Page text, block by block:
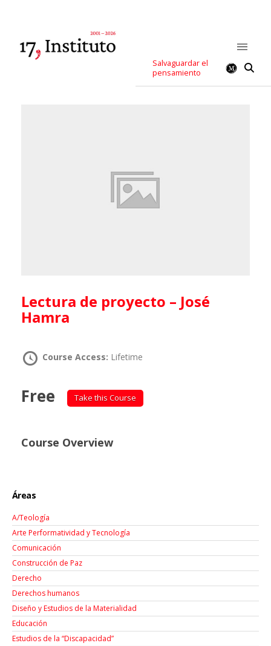
Salvaguardar el
pensamiento
Lectura de proyecto – José
Hamra
Course Access: Lifetime
Free Take this Course
Course Overview
Áreas
A/Teología
Arte Performatividad y Tecnología
Comunicación
Construcción de Paz
Derecho
Derechos humanos
Diseño y Estudios de la Materialidad
Educación
Estudios de la “Discapacidad”